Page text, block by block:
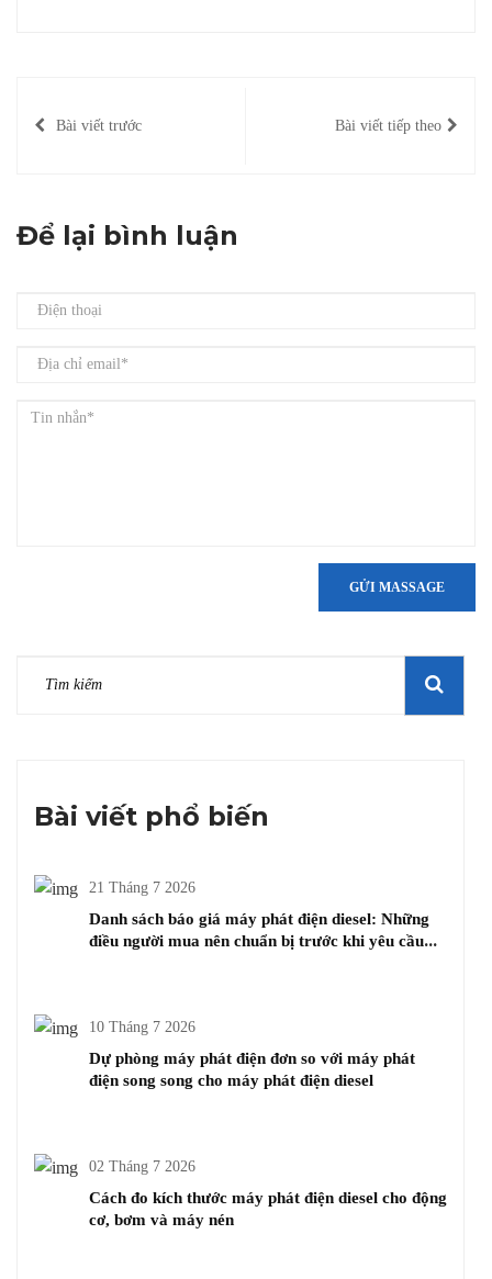
Bài viết trước Bài viết tiếp theo
Để lại bình luận
GỬI MASSAGE
Bài viết phổ biến
21 Tháng 7 2026
Danh sách báo giá máy phát điện diesel: Những
điều người mua nên chuẩn bị trước khi yêu cầu
10 Tháng 7 2026
Dự phòng máy phát điện đơn so với máy phát
điện song song cho máy phát điện diesel
02 Tháng 7 2026
Cách đo kích thước máy phát điện diesel cho động
cơ, bơm và máy nén